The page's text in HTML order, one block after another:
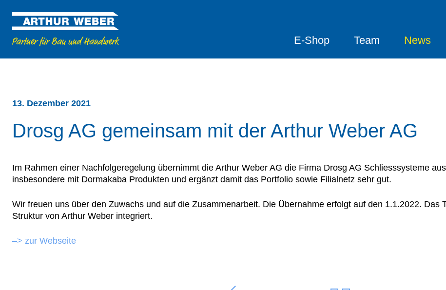
E-Shop Team News
13. Dezember 2021
Drosg AG gemeinsam mit der Arthur Weber AG
Im Rahmen einer Nachfolgeregelung übernimmt die Arthur Weber AG die Firma Drosg AG Schliesssysteme
insbesondere mit Dormakaba Produkten und ergänzt damit das Portfolio sowie Filialnetz sehr gut.
Wir freuen uns über den Zuwachs und auf die Zusammenarbeit. Die Übernahme erfolgt auf den 1.1.2022. Das
Struktur von Arthur Weber integriert.
–> zur Webseite